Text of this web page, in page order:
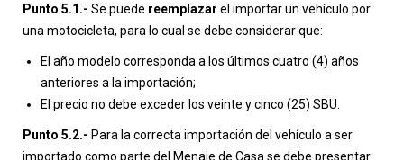
Punto 5.1.- Se puede reemplazar el importar un vehículo por
una motocicleta, para lo cual se debe considerar que:
El año modelo corresponda a los últimos cuatro (4) años
anteriores a la importación;
El precio no debe exceder los veinte y cinco (25) SBU.
Punto 5.2.- Para la correcta importación del vehículo a ser
importado como parte del Menaje de Casa se debe presentar: